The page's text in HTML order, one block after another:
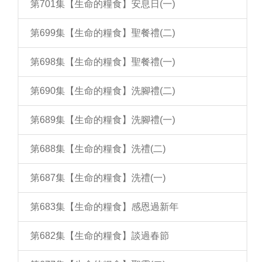
第701集【生命的糧食】安息日(一)
第699集【生命的糧食】聖餐禮(二)
第698集【生命的糧食】聖餐禮(一)
第690集【生命的糧食】洗腳禮(二)
第689集【生命的糧食】洗腳禮(一)
第688集【生命的糧食】洗禮(二)
第687集【生命的糧食】洗禮(一)
第683集【生命的糧食】感恩過新年
第682集【生命的糧食】談過春節